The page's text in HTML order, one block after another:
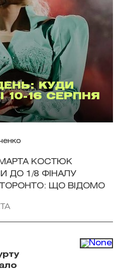
КУДИ
10-16 СЕРПНЯ
МАРТА КОСТЮК
ДО 1/8 ФІНАЛУ
ТОРОНТО: ЩО ВІДОМО